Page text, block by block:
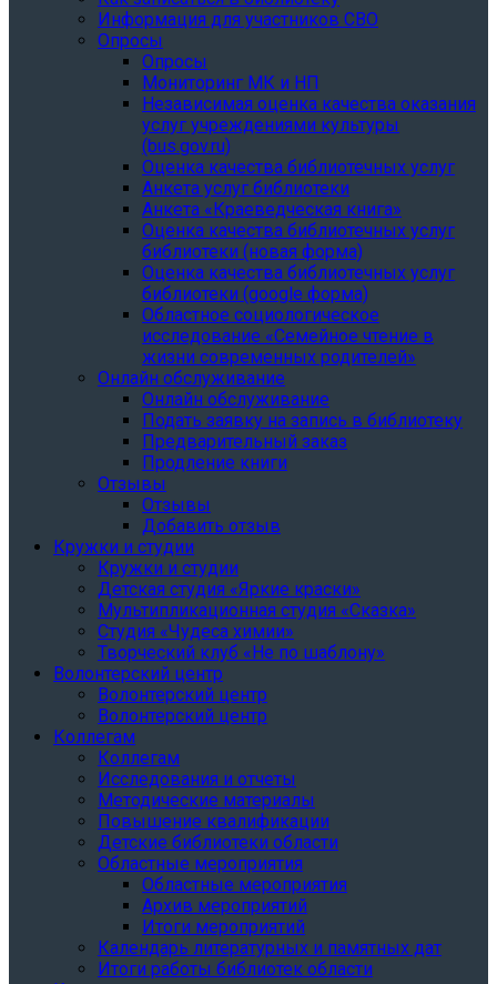
Информация для участников СВО
Опросы
Опросы
Мониторинг МК и НП
Независимая оценка качества оказания
услуг учреждениями культуры
(bus.gov.ru)
Оценка качества библиотечных услуг
Анкета услуг библиотеки
Анкета «Краеведческая книга»
Oценка качества библиотечных услуг
библиотеки (новая форма)
Oценка качества библиотечных услуг
библиотеки (google форма)
Областное социологическое
исследование «Семейное чтение в
жизни современных родителей»
Онлайн обслуживание
Онлайн обслуживание
Подать заявку на запись в библиотеку
Предварительный заказ
Продление книги
Отзывы
Отзывы
Добавить отзыв
Кружки и студии
Кружки и студии
Детская студия «Яркие краски»
Мультипликационная студия «Сказка»
Студия «Чудеса химии»
Творческий клуб «Не по шаблону»
Волонтерский центр
Волонтерский центр
Волонтерский центр
Коллегам
Коллегам
Исследования и отчеты
Методические материалы
Повышение квалификации
Детские библиотеки области
Областные мероприятия
Областные мероприятия
Архив мероприятий
Итоги мероприятий
Календарь литературных и памятных дат
Итоги работы библиотек области